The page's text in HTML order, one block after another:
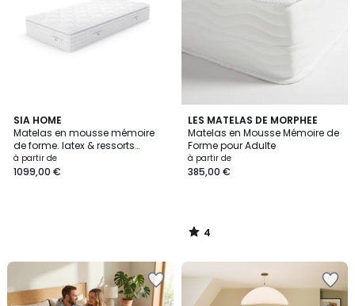
SIA HOME
Matelas en mousse mémoire
de forme. latex & ressorts
ensachés HYBRIDE PREMIUM
CLOUD
à partir de
1099,00 €
LES MATELAS DE MORPHEE
Matelas en Mousse Mémoire de
Forme pour Adulte
à partir de
385,00 €
4
/
5
4
/